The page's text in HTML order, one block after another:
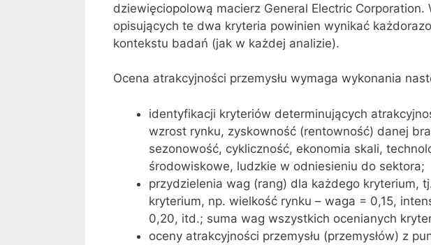
dziewięciopolową macierz General Electric Corporation.
opisujących te dwa kryteria powinien wynikać
kontekstu badań (jak w każdej analizie).
Ocena atrakcyjności przemysłu wymaga wykonania
identyfikacji kryteriów determinujących
wzrost rynku, zyskowność (rentowność) danej
sezonowość, cykliczność, ekonomia skali,
środowiskowe, ludzkie w odniesieniu do sektora;
przydzielenia wag (rang) dla każdego kryterium,
kryterium, np. wielkość rynku – waga = 0,15,
0,20, itd.; suma wag wszystkich ocenianych
oceny atrakcyjności przemysłu (przemysłów) z